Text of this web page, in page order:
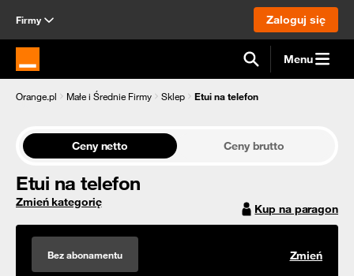
Firmy Zaloguj się
Strona główna Orange.pl Menu
Orange.pl Małe i Średnie Firmy Sklep Etui na telefon
Ceny netto Ceny brutto
Etui na telefon
Zmień kategorię Kup na paragon
Bez abonamentu Zmień